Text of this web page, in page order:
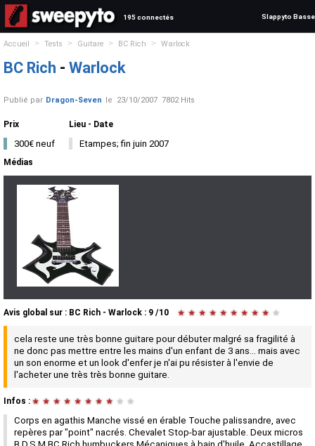
195 connectés Slappyto Basse
Accueil > Tests > Guitare > BC Rich > Warlock
BC Rich - Warlock
Publié par Dragon-Seven le 23/10/2007 7802 Hits
Prix
300€ neuf
Lieu - Date
Etampes; fin juin 2007
Médias
Avis global sur : BC Rich - Warlock : 9 /10 ★ ★ ★ ★ ★ ★ ★ ★ ★ ★
cela reste une très bonne guitare pour débuter malgré sa fragilité à
ne donc pas mettre entre les mains d'un enfant de 3 ans... mais avec
un son enorme et un look d'enfer je n'ai pu résister à l'envie de
l'acheter une très très bonne guitare.
Infos : ★ ★ ★ ★ ★ ★ ★ ★ ★ ★
Corps en agathis Manche vissé en érable Touche palissandre, avec
repères par "point" nacrés. Chevalet Stop-bar ajustable. Deux micros